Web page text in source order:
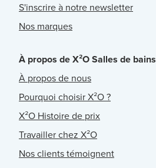
S'inscrire à notre newsletter
Nos marques
À propos de X²O Salles de bains
À propos de nous
Pourquoi choisir X²O ?
X²O Histoire de prix
Travailler chez X²O
Nos clients témoignent